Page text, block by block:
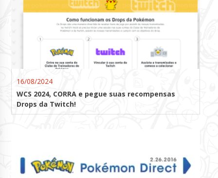
16/08/2024
WCS 2024, CORRA e pegue suas recompensas
Drops da Twitch!